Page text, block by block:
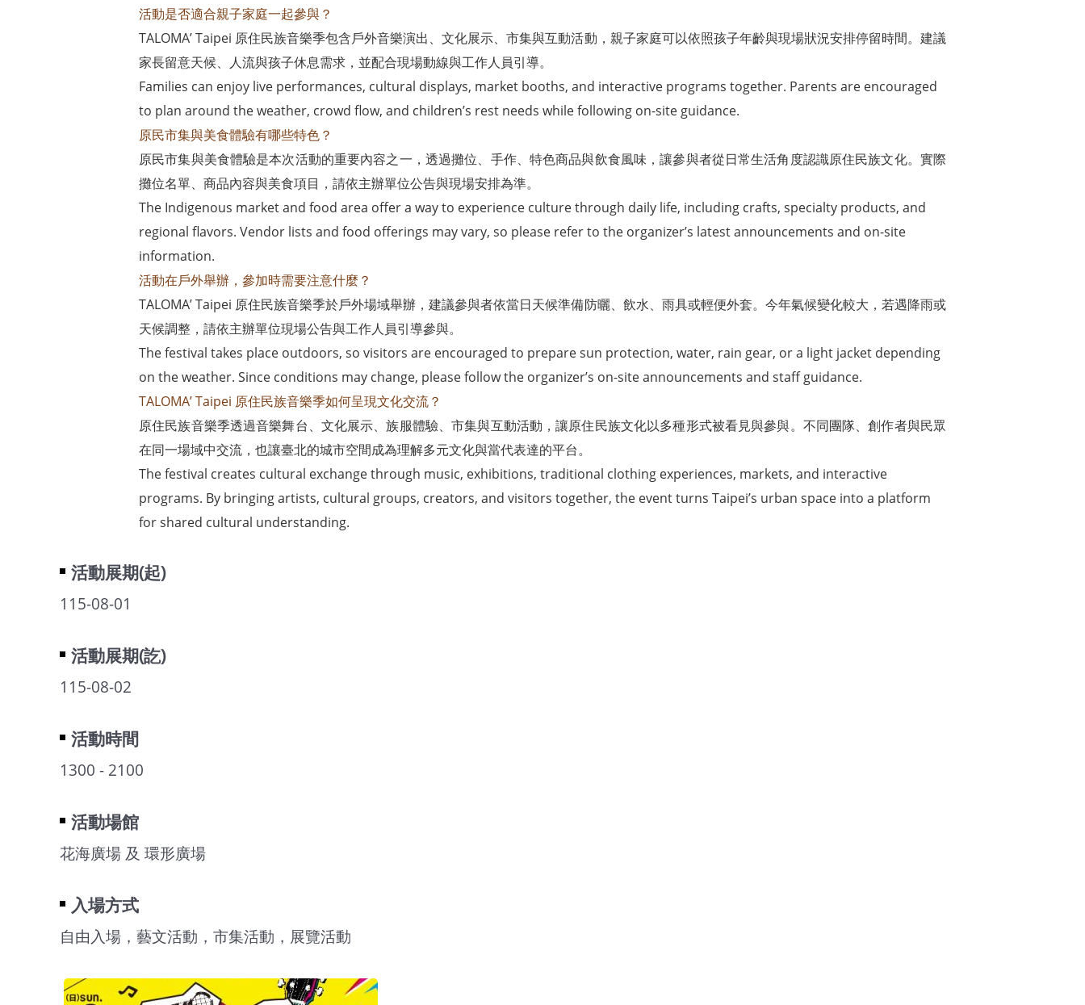
活動是否適合親子家庭一起參與？
TALOMA’ Taipei 原住民族音樂季包含戶外音樂演出、文化展示、市集與互動活動，親子家庭可以依照孩子年齡與現場狀況安排停留時間。建議
家長留意天候、人流與孩子休息需求，並配合現場動線與工作人員引導。
Families can enjoy live performances, cultural displays, market booths, and interactive programs together. Parents are encouraged
to plan around the weather, crowd flow, and children’s rest needs while following on-site guidance.
原民市集與美食體驗有哪些特色？
原民市集與美食體驗是本次活動的重要內容之一，透過攤位、手作、特色商品與飲食風味，讓參與者從日常生活角度認識原住民族文化。實際
攤位名單、商品內容與美食項目，請依主辦單位公告與現場安排為準。
The Indigenous market and food area offer a way to experience culture through daily life, including crafts, specialty products, and
regional flavors. Vendor lists and food offerings may vary, so please refer to the organizer’s latest announcements and on-site
information.
活動在戶外舉辦，參加時需要注意什麼？
TALOMA’ Taipei 原住民族音樂季於戶外場域舉辦，建議參與者依當日天候準備防曬、飲水、雨具或輕便外套。今年氣候變化較大，若遇降雨或
天候調整，請依主辦單位現場公告與工作人員引導參與。
The festival takes place outdoors, so visitors are encouraged to prepare sun protection, water, rain gear, or a light jacket depending
on the weather. Since conditions may change, please follow the organizer’s on-site announcements and staff guidance.
TALOMA’ Taipei 原住民族音樂季如何呈現文化交流？
原住民族音樂季透過音樂舞台、文化展示、族服體驗、市集與互動活動，讓原住民族文化以多種形式被看見與參與。不同團隊、創作者與民眾
在同一場域中交流，也讓臺北的城市空間成為理解多元文化與當代表達的平台。
The festival creates cultural exchange through music, exhibitions, traditional clothing experiences, markets, and interactive
programs. By bringing artists, cultural groups, creators, and visitors together, the event turns Taipei’s urban space into a platform
for shared cultural understanding.
活動展期(起)
115-08-01
活動展期(訖)
115-08-02
活動時間
1300 - 2100
活動場館
花海廣場 及 環形廣場
入場方式
自由入場，藝文活動，市集活動，展覽活動